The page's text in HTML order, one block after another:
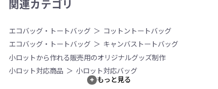
関連カテゴリ
エコバッグ・トートバッグ
コットントートバッグ
エコバッグ・トートバッグ
キャンバストートバッグ
小ロットから作れる販売用のオリジナルグッズ制作
小ロット対応商品
小ロット対応バッグ
もっと見る